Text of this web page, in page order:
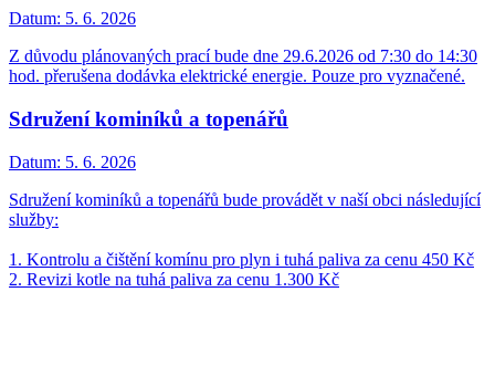
Datum: 5. 6. 2026
Z důvodu plánovaných prací bude dne 29.6.2026 od 7:30 do 14:30
hod. přerušena dodávka elektrické energie. Pouze pro vyznačené.
Sdružení kominíků a topenářů
Datum: 5. 6. 2026
Sdružení kominíků a topenářů bude provádět v naší obci následující
služby:
1. Kontrolu a čištění komínu pro plyn i tuhá paliva za cenu 450 Kč
2. Revizi kotle na tuhá paliva za cenu 1.300 Kč